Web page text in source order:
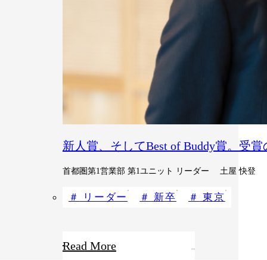
新人賞、そしてBest of Buddy賞。受
首都圏第1営業部 第1ユニット リーダー 土屋 快登
リーダー 新卒 東京
Read More